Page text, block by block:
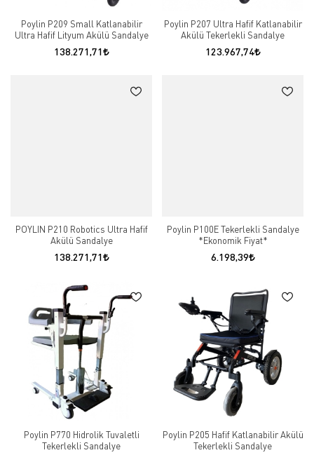
Poylin P209 Small Katlanabilir
Ultra Hafif Lityum Akülü Sandalye
138.271,71
Poylin P207 Ultra Hafif Katlanabilir
Akülü Tekerlekli Sandalye
123.967,74
POYLIN P210 Robotics Ultra Hafif
Akülü Sandalye
138.271,71
Poylin P100E Tekerlekli Sandalye
*Ekonomik Fiyat*
6.198,39
Poylin P770 Hidrolik Tuvaletli
Tekerlekli Sandalye
Poylin P205 Hafif Katlanabilir Akülü
Tekerlekli Sandalye